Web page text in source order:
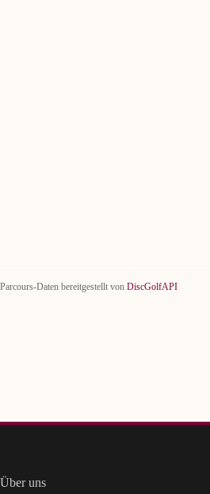
Parcours-Daten bereitgestellt von DiscGolfAPI
Über uns